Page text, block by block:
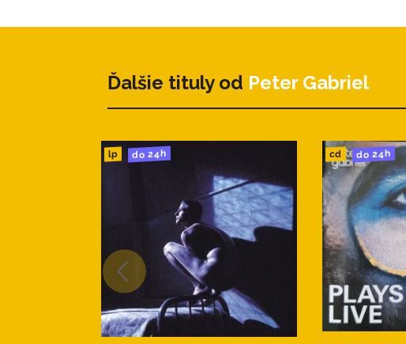
Ďalšie tituly od Peter Gabriel
lp do 24h cd do 24h